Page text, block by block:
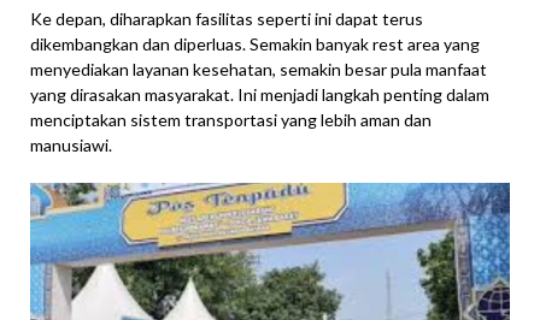
Ke depan, diharapkan fasilitas seperti ini dapat terus
dikembangkan dan diperluas. Semakin banyak rest area yang
menyediakan layanan kesehatan, semakin besar pula manfaat
yang dirasakan masyarakat. Ini menjadi langkah penting dalam
menciptakan sistem transportasi yang lebih aman dan
manusiawi.